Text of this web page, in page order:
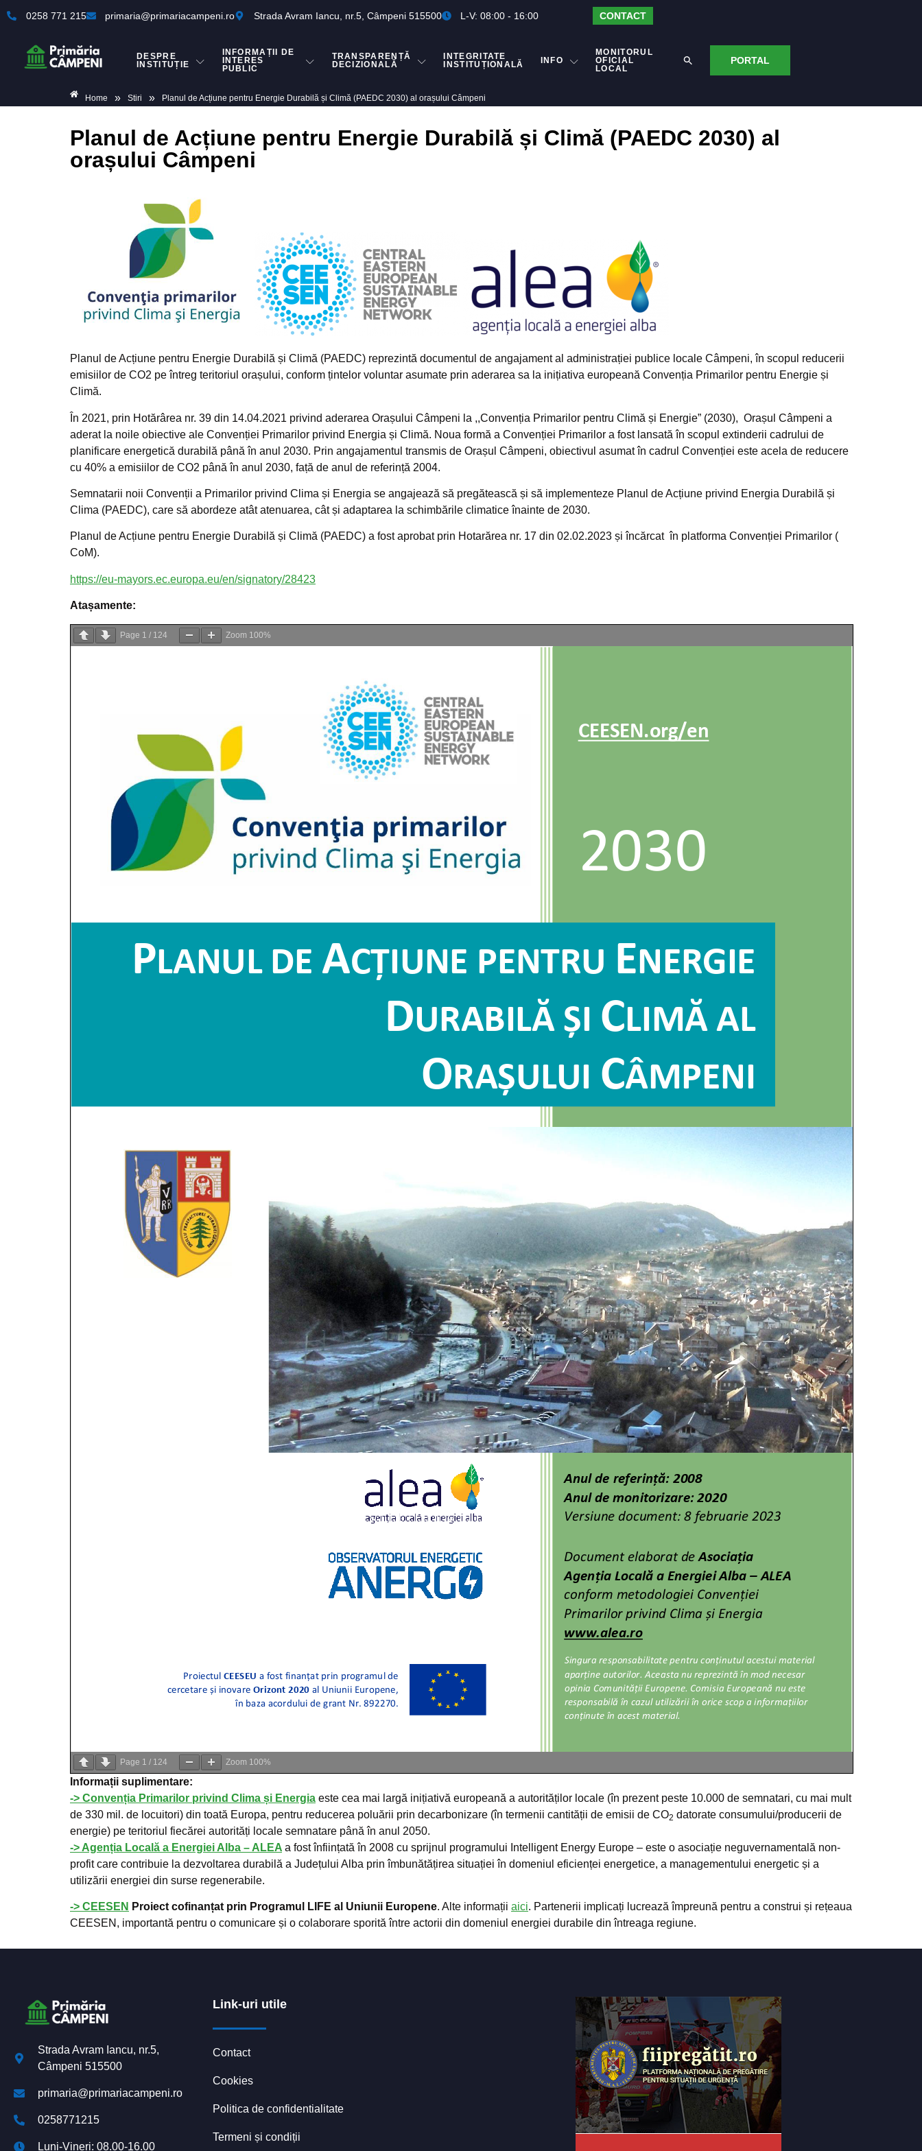
0258 771 215 primaria@primariacampeni.ro Strada Avram Iancu, nr.5, Câmpeni 515500 L-V: 08:00 - 16:00 CONTACT
DESPRE
INSTITUȚIE
INFORMAȚII DE
INTERES
PUBLIC
TRANSPARENȚĂ
DECIZIONALĂ
INTEGRITATE
INSTITUȚIONALĂ
INFO
MONITORUL
OFICIAL
LOCAL
PORTAL
Home » Stiri » Planul de Acțiune pentru Energie Durabilă și Climă (PAEDC 2030) al orașului Câmpeni
Planul de Acțiune pentru Energie Durabilă și Climă (PAEDC 2030) al
orașului Câmpeni
Planul de Acțiune pentru Energie Durabilă și Climă (PAEDC) reprezintă documentul de angajament al administrației publice locale Câmpeni, în scopul reducerii
emisiilor de CO2 pe întreg teritoriul orașului, conform țintelor voluntar asumate prin aderarea sa la inițiativa europeană Convenția Primarilor pentru Energie și
Climă.
În 2021, prin Hotărârea nr. 39 din 14.04.2021 privind aderarea Orașului Câmpeni la ,,Convenția Primarilor pentru Climă și Energie” (2030), Orașul Câmpeni a
aderat la noile obiective ale Convenției Primarilor privind Energia și Climă. Noua formă a Convenției Primarilor a fost lansată în scopul extinderii cadrului de
planificare energetică durabilă până în anul 2030. Prin angajamentul transmis de Orașul Câmpeni, obiectivul asumat în cadrul Convenției este acela de reducere
cu 40% a emisiilor de CO2 până în anul 2030, față de anul de referință 2004.
Semnatarii noii Convenții a Primarilor privind Clima și Energia se angajează să pregătească și să implementeze Planul de Acțiune privind Energia Durabilă și
Clima (PAEDC), care să abordeze atât atenuarea, cât și adaptarea la schimbările climatice înainte de 2030.
Planul de Acțiune pentru Energie Durabilă și Climă (PAEDC) a fost aprobat prin Hotarărea nr. 17 din 02.02.2023 și încărcat în platforma Convenției Primarilor (
CoM).
https://eu-mayors.ec.europa.eu/en/signatory/28423
Atașamente:
Page 1 / 124 Zoom 100%
Page 1 / 124 Zoom 100%
Informații suplimentare:
-> Convenția Primarilor privind Clima și Energia este cea mai largă inițiativă europeană a autorităților locale (în prezent peste 10.000 de semnatari, cu mai mult
de 330 mil. de locuitori) din toată Europa, pentru reducerea poluării prin decarbonizare (în termenii cantității de emisii de CO2 datorate consumului/producerii de
energie) pe teritoriul fiecărei autorități locale semnatare până în anul 2050.
-> Agenția Locală a Energiei Alba – ALEA a fost înființată în 2008 cu sprijnul programului Intelligent Energy Europe – este o asociație neguvernamentală non-
profit care contribuie la dezvoltarea durabilă a Județului Alba prin îmbunătățirea situației în domeniul eficienței energetice, a managementului energetic și a
utilizării energiei din surse regenerabile.
-> CEESEN Proiect cofinanțat prin Programul LIFE al Uniunii Europene. Alte informații aici. Partenerii implicați lucrează împreună pentru a construi și rețeaua
CEESEN, importantă pentru o comunicare și o colaborare sporită între actorii din domeniul energiei durabile din întreaga regiune.
Strada Avram Iancu, nr.5,
Câmpeni 515500
primaria@primariacampeni.ro
0258771215
Luni-Vineri: 08.00-16.00
Link-uri utile
Contact
Cookies
Politica de confidentialitate
Termeni și condiții